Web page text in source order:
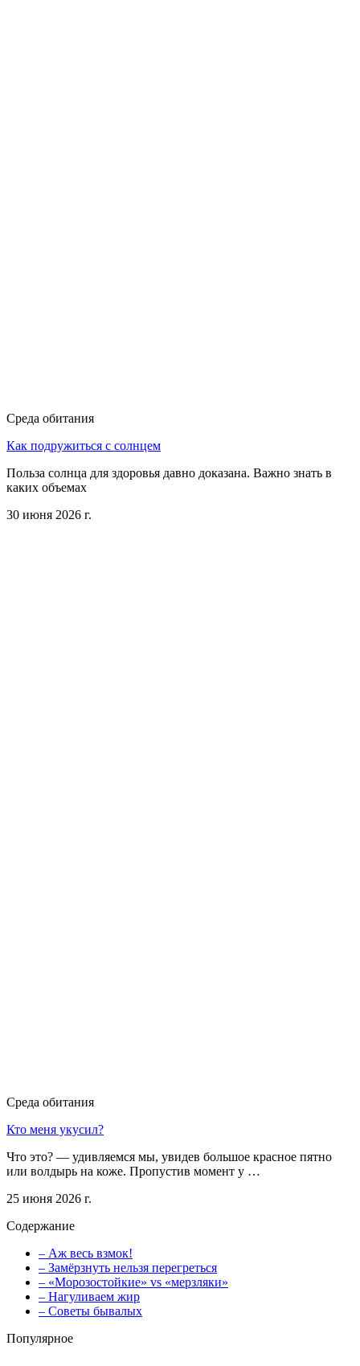
Среда обитания
Как подружиться с солнцем
Польза солнца для здоровья давно доказана. Важно знать в
каких объемах
30 июня 2026 г.
Среда обитания
Кто меня укусил?
Что это? — удивляемся мы, увидев большое красное пятно
или волдырь на коже. Пропустив момент у …
25 июня 2026 г.
Содержание
– Аж весь взмок!
– Замёрзнуть нельзя перегреться
– «Морозостойкие» vs «мерзляки»
– Нагуливаем жир
– Советы бывалых
Популярное